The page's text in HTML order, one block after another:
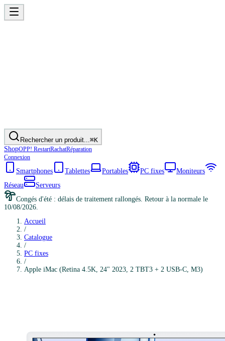
Rechercher un produit...⌘K
ShopOPP! RestartRachatRéparation
Connexion
Smartphones Tablettes Portables PC fixes
Moniteurs
Réseau
Serveurs
Congés d'été : délais de traitement rallongés. Retour à la normale le
10/08/2026.
Accueil
/
Catalogue
/
PC fixes
/
Apple iMac (Retina 4.5K, 24" 2023, 2 TBT3 + 2 USB-C, M3)